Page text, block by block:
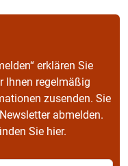
erklären Sie
Ihnen regelmäßig
zusenden. Sie
abmelden.
Sie hier.